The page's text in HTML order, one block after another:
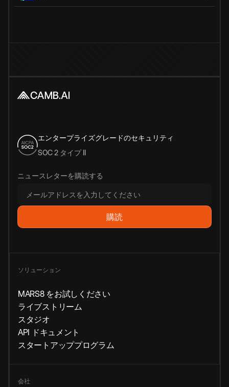
エンタープライズグレードのセキュリティ
SOC 2 タイプ II
ニュースレターを購読する
ソリューション
MARS8 をお試しください
ライブストリーム
スタジオ
API ドキュメント
スタートアッププログラム
会社